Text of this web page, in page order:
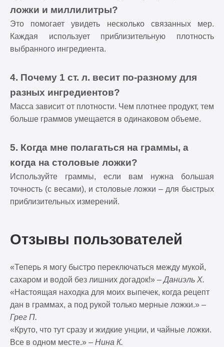
ложки и миллилитры?
Это помогает увидеть несколько связанных мер.
Каждая использует приблизительную плотность
выбранного ингредиента.
4. Почему 1 ст. л. весит по-разному для
разных ингредиентов?
Масса зависит от плотности. Чем плотнее продукт, тем
больше граммов умещается в одинаковом объеме.
5. Когда мне полагаться на граммы, а
когда на столовые ложки?
Используйте граммы, если вам нужна большая
точность (с весами), и столовые ложки – для быстрых
приблизительных измерений.
Отзывы пользователей
«Теперь я могу быстро переключаться между мукой,
сахаром и водой без лишних догадок!» –Даниэль Х.
«Настоящая находка для моих выпечек, когда рецепт
дан в граммах, а под рукой только мерные ложки.» –
Грег П.
«Круто, что тут сразу и жидкие унции, и чайные ложки.
Все в одном месте.» – Нина К.